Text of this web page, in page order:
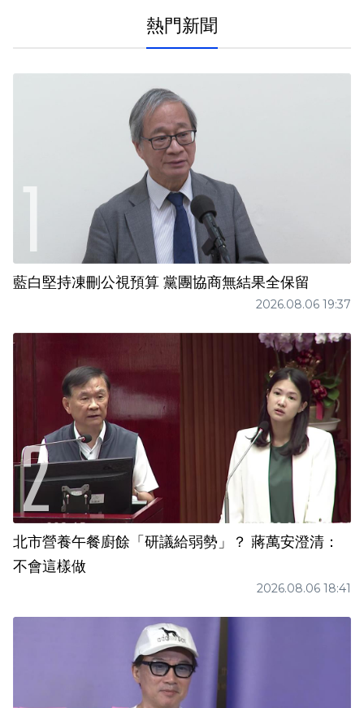
熱門新聞
藍白堅持凍刪公視預算 黨團協商無結果全保留
2026.08.06 19:37
北市營養午餐廚餘「研議給弱勢」？ 蔣萬安澄清：
不會這樣做
2026.08.06 18:41